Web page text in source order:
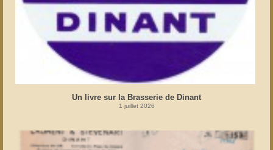
Un livre sur la Brasserie de Dinant
1 juillet 2026